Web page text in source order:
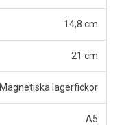
14,8 cm
21 cm
Magnetiska lagerfickor
A5